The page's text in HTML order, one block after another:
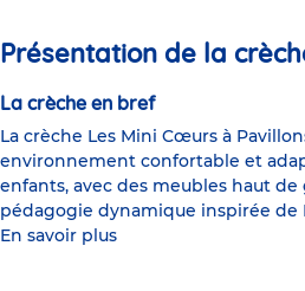
Présentation de la
La crèche en bref
La crèche Les Mini Cœurs à
environnement confortable et
enfants, avec des meubles haut
pédagogie dynamique inspirée de
En savoir plus